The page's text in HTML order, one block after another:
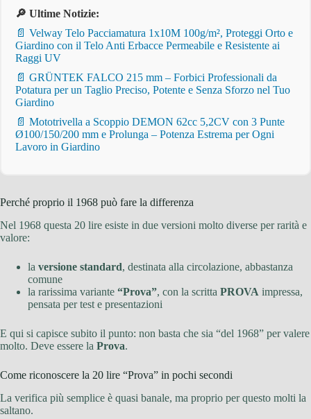
🔎 Ultime Notizie:
📄 Velway Telo Pacciamatura 1x10M 100g/m², Proteggi Orto e
Giardino con il Telo Anti Erbacce Permeabile e Resistente ai
Raggi UV
📄 GRÜNTEK FALCO 215 mm – Forbici Professionali da
Potatura per un Taglio Preciso, Potente e Senza Sforzo nel Tuo
Giardino
📄 Mototrivella a Scoppio DEMON 62cc 5,2CV con 3 Punte
Ø100/150/200 mm e Prolunga – Potenza Estrema per Ogni
Lavoro in Giardino
Perché proprio il 1968 può fare la differenza
Nel 1968 questa 20 lire esiste in due versioni molto diverse per rarità e
valore:
la versione standard, destinata alla circolazione, abbastanza
comune
la rarissima variante “Prova”, con la scritta PROVA impressa,
pensata per test e presentazioni
E qui si capisce subito il punto: non basta che sia “del 1968” per valere
molto. Deve essere la Prova.
Come riconoscere la 20 lire “Prova” in pochi secondi
La verifica più semplice è quasi banale, ma proprio per questo molti la
saltano.